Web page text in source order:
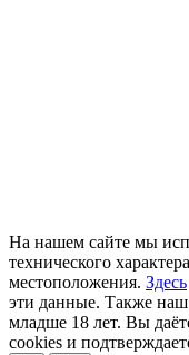
На нашем сайте мы
технического
местоположения. Здесь
эти данные. Также наш
младше 18 лет. Вы
cookies и